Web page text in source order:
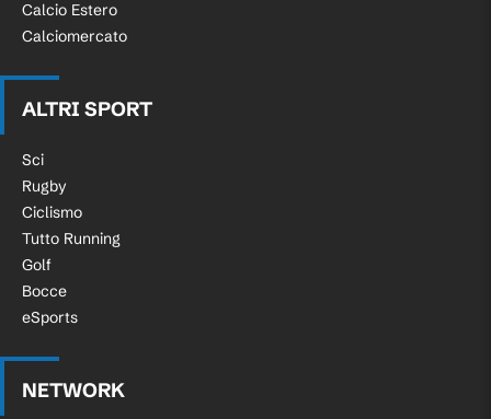
Calcio Estero
Calciomercato
ALTRI SPORT
Sci
Rugby
Ciclismo
Tutto Running
Golf
Bocce
eSports
NETWORK